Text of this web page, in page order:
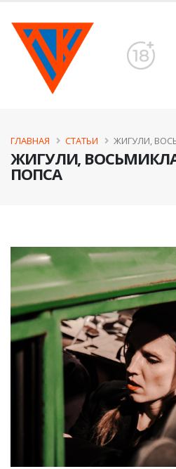
​ЖИГУЛИ,
ПОПСА
ГЛАВНАЯ СТАТЬИ ​ЖИГУЛИ,